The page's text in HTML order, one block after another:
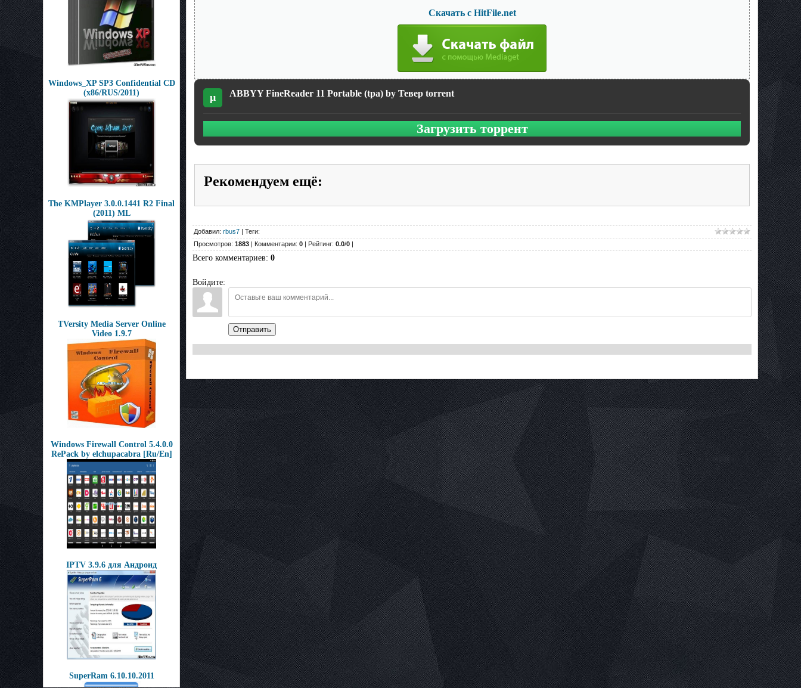
Windows_XP SP3 Confidential CD
(x86/RUS/2011)
The KMPlayer 3.0.0.1441 R2 Final
(2011) ML
TVersity Media Server Online
Video 1.9.7
Windows Firewall Control 5.4.0.0
RePack by elchupacabra [Ru/En]
IPTV 3.9.6 для Андроид
SuperRam 6.10.10.2011
Скачать с HitFile.net
µ ABBYY FineReader 11 Portable (tpa) by Тевер torrent
Загрузить торрент
Рекомендуем ещё:
Добавил: rbus7 | Теги:
Просмотров: 1883 | Комментарии: 0 | Рейтинг: 0.0/0 |
Всего комментариев: 0
Войдите:
Отправить